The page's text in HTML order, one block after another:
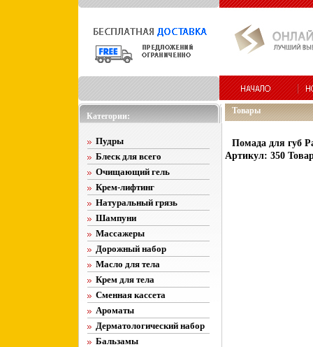
Категории:
Пудры
Блеск для всего
Очищающий гель
Крем-лифтинг
Натуральный грязь
Шампуни
Массажеры
Дорожный набор
Масло для тела
Крем для тела
Сменная кассета
Ароматы
Дерматологический набор
Бальзамы
Товары
Помада для губ
Артикул: 350